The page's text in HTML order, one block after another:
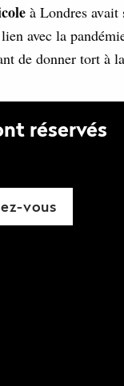
à Londres
avec la
de donner tort à
réservés
vous